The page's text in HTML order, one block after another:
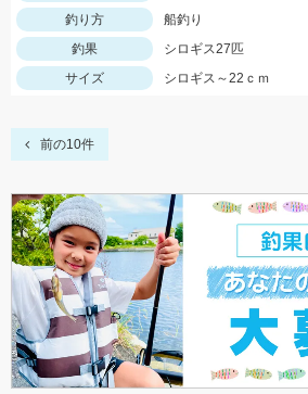
釣り方
船釣り
釣果
シロギス27匹
サイズ
シロギス～22ｃｍ
前の10件